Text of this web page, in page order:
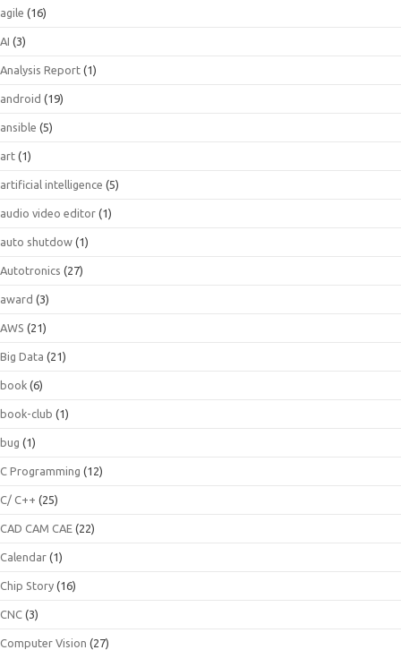
agile (16)
AI (3)
Analysis Report (1)
android (19)
ansible (5)
art (1)
artificial intelligence (5)
audio video editor (1)
auto shutdow (1)
Autotronics (27)
award (3)
AWS (21)
Big Data (21)
book (6)
book-club (1)
bug (1)
C Programming (12)
C/ C++ (25)
CAD CAM CAE (22)
Calendar (1)
Chip Story (16)
CNC (3)
Computer Vision (27)